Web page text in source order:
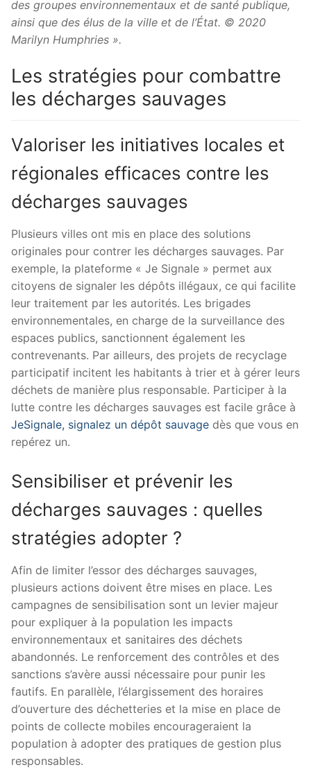
des groupes environnementaux et de santé publique,
ainsi que des élus de la ville et de l’État. © 2020
Marilyn Humphries ».
Les stratégies pour combattre
les décharges sauvages
Valoriser les initiatives locales et
régionales efficaces contre les
décharges sauvages
Plusieurs villes ont mis en place des solutions
originales pour contrer les décharges sauvages. Par
exemple, la plateforme « Je Signale » permet aux
citoyens de signaler les dépôts illégaux, ce qui facilite
leur traitement par les autorités. Les brigades
environnementales, en charge de la surveillance des
espaces publics, sanctionnent également les
contrevenants. Par ailleurs, des projets de recyclage
participatif incitent les habitants à trier et à gérer leurs
déchets de manière plus responsable. Participer à la
lutte contre les décharges sauvages est facile grâce à
JeSignale, signalez un dépôt sauvage dès que vous en
repérez un.
Sensibiliser et prévenir les
décharges sauvages : quelles
stratégies adopter ?
Afin de limiter l’essor des décharges sauvages,
plusieurs actions doivent être mises en place. Les
campagnes de sensibilisation sont un levier majeur
pour expliquer à la population les impacts
environnementaux et sanitaires des déchets
abandonnés. Le renforcement des contrôles et des
sanctions s’avère aussi nécessaire pour punir les
fautifs. En parallèle, l’élargissement des horaires
d’ouverture des déchetteries et la mise en place de
points de collecte mobiles encourageraient la
population à adopter des pratiques de gestion plus
responsables.